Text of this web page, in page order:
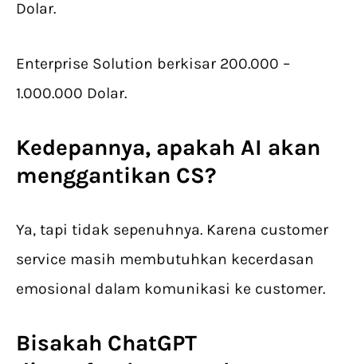
Dolar.
Enterprise Solution berkisar 200.000 –
1.000.000 Dolar.
Kedepannya, apakah AI akan
menggantikan CS?
Ya, tapi tidak sepenuhnya. Karena customer
service masih membutuhkan kecerdasan
emosional dalam komunikasi ke customer.
Bisakah ChatGPT